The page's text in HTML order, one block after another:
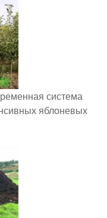
система
яблоневых